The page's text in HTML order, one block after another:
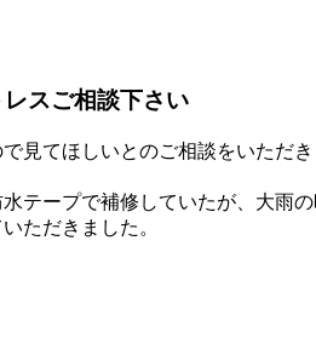
スご相談下さい
見てほしいとのご相談をいただ
テープで補修していたが、大雨
ただきました。